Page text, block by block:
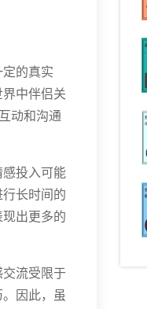
的真实
中伴侣关
动和沟通
投入可能
长时间的
出更多的
流受限于
因此，虽